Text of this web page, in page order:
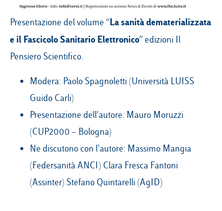
Presentazione del volume “La sanità dematerializzata
e il Fascicolo Sanitario Elettronico” edizioni Il
Pensiero Scientifico.
Modera: Paolo Spagnoletti (Università LUISS
Guido Carli)
Presentazione dell’autore: Mauro Moruzzi
(CUP2000 – Bologna)
Ne discutono con l’autore: Massimo Mangia
(Federsanità ANCI) Clara Fresca Fantoni
(Assinter) Stefano Quintarelli (AgID)